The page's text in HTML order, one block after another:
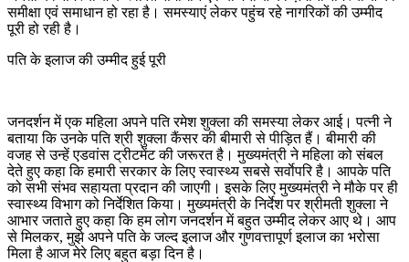
समीक्षा एवं समाधान हो रहा है। समस्याएं लेकर पहुंच रहे नागरिकों की उम्मीद
पूरी हो रही है।
पति के इलाज की उम्मीद हुई पूरी
जनदर्शन में एक महिला अपने पति रमेश शुक्ला की समस्या लेकर आई। पत्नी ने
बताया कि उनके पति श्री शुक्ला कैंसर की बीमारी से पीड़ित हैं। बीमारी की
वजह से उन्हें एडवांस ट्रीटमेंट की जरूरत है। मुख्यमंत्री ने महिला को संबल
देते हुए कहा कि हमारी सरकार के लिए स्वास्थ्य सबसे सर्वाेपरि है। आपके पति
को सभी संभव सहायता प्रदान की जाएगी। इसके लिए मुख्यमंत्री ने मौके पर ही
स्वास्थ्य विभाग को निर्देशित किया। मुख्यमंत्री के निर्देश पर श्रीमती शुक्ला ने
आभार जताते हुए कहा कि हम लोग जनदर्शन में बहुत उम्मीद लेकर आए थे। आप
से मिलकर, मुझे अपने पति के जल्द इलाज और गुणवत्तापूर्ण इलाज का भरोसा
मिला है आज मेरे लिए बहुत बड़ा दिन है।